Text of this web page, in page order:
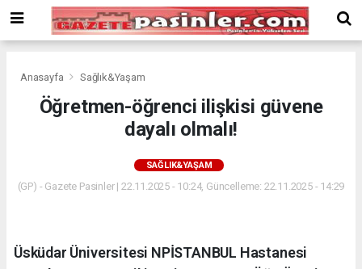
Bonusu
Veren
deneme
siteler
Veren
Anasayfa Sağlık&Yaşam
Öğretmen-öğrenci ilişkisi güvene
dayalı olmalı!
SAĞLIK&YAŞAM
(GP) - Gazete Pasinler | 22.11.2025 - 10:24, Güncelleme: 22.11.2025 - 14:29
Üsküdar Üniversitesi NPİSTANBUL Hastanesi